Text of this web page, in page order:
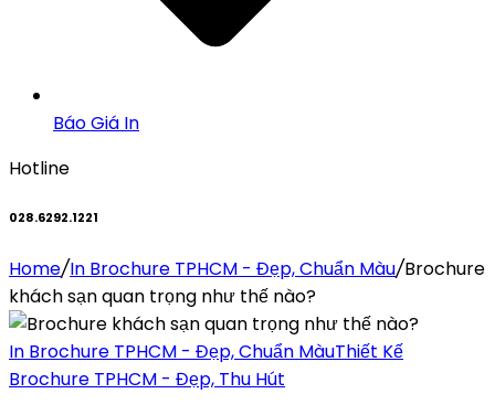
Báo Giá In
Hotline
028.6292.1221
Home/In Brochure TPHCM - Đẹp, Chuẩn Màu/Brochure
khách sạn quan trọng như thế nào?
In Brochure TPHCM - Đẹp, Chuẩn MàuThiết Kế
Brochure TPHCM - Đẹp, Thu Hút